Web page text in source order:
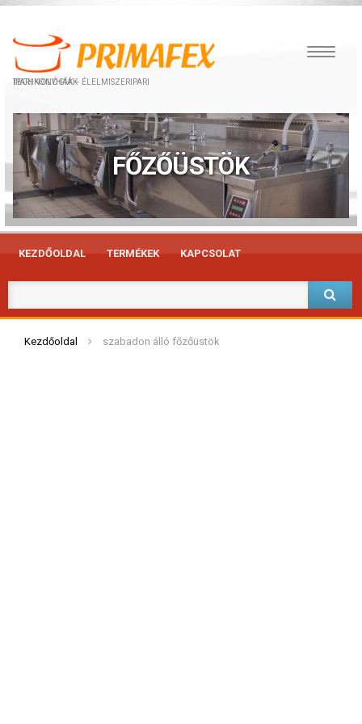
IPARI KONYHÁK – ÉLELMISZERIPARI TECHNOLÓGIÁK
FŐZŐÜSTÖK
KEZDŐOLDAL TERMÉKEK KAPCSOLAT
Kezdőoldal szabadon álló főzőüstök